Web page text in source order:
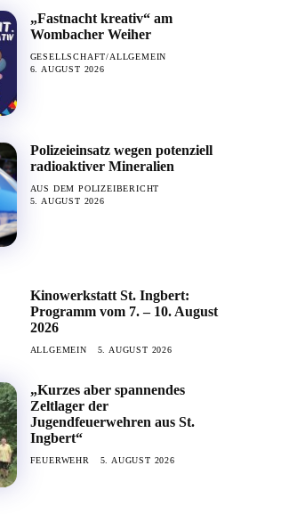
„Fastnacht kreativ“ am
Wombacher Weiher
GESELLSCHAFT/ALLGEMEIN
6. AUGUST 2026
Polizeieinsatz wegen potenziell
radioaktiver Mineralien
AUS DEM POLIZEIBERICHT
5. AUGUST 2026
Kinowerkstatt St. Ingbert:
Programm vom 7. – 10. August
2026
ALLGEMEIN 5. AUGUST 2026
„Kurzes aber spannendes
Zeltlager der
Jugendfeuerwehren aus St.
Ingbert“
FEUERWEHR 5. AUGUST 2026